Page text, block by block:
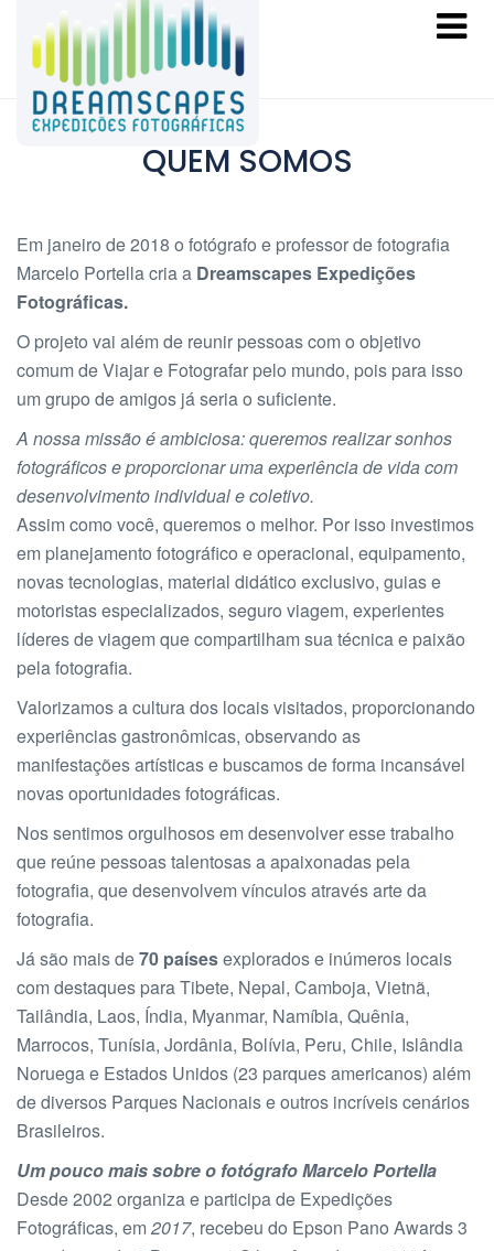
QUEM SOMOS
Em janeiro de 2018 o fotógrafo e professor de fotografia
Marcelo Portella cria a Dreamscapes Expedições
Fotográficas.
O projeto vai além de reunir pessoas com o objetivo
comum de Viajar e Fotografar pelo mundo, pois para isso
um grupo de amigos já seria o suficiente.
A nossa missão é ambiciosa: queremos realizar sonhos
fotográficos e proporcionar uma experiência de vida com
desenvolvimento individual e coletivo.
Assim como você, queremos o melhor. Por isso investimos
em planejamento fotográfico e operacional, equipamento,
novas tecnologias, material didático exclusivo, guias e
motoristas especializados, seguro viagem, experientes
líderes de viagem que compartilham sua técnica e paixão
pela fotografia.
Valorizamos a cultura dos locais visitados, proporcionando
experiências gastronômicas, observando as
manifestações artísticas e buscamos de forma incansável
novas oportunidades fotográficas.
Nos sentimos orgulhosos em desenvolver esse trabalho
que reúne pessoas talentosas a apaixonadas pela
fotografia, que desenvolvem vínculos através arte da
fotografia.
Já são mais de70 paísesexplorados e inúmeros locais
com destaques para Tibete, Nepal, Camboja, Vietnã,
Tailândia, Laos, Índia, Myanmar, Namíbia, Quênia,
Marrocos, Tunísia, Jordânia, Bolívia, Peru, Chile, Islândia
Noruega e Estados Unidos (23 parques americanos) além
de diversos Parques Nacionais e outros incríveis cenários
Brasileiros.
Um pouco mais sobre o fotógrafo Marcelo Portella
Desde 2002 organiza e participa de Expedições
Fotográficas, em2017, recebeu do Epson Pano Awards 3